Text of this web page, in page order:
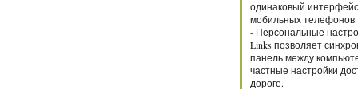
одинаковый
мобильных телефонов.
- Персональные
Links позволяет
панель между
частные настройки
дороге.